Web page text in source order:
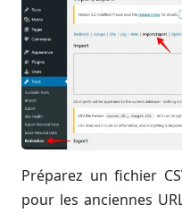
Préparez un fichier
pour les anciennes